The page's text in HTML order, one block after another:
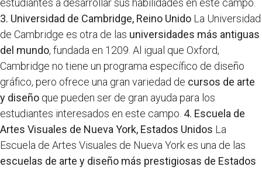
estudiantes a desarrollar sus habilidades en este campo.
3. Universidad de Cambridge, Reino Unido La Universidad
de Cambridge es otra de las universidades más antiguas
del mundo, fundada en 1209. Al igual que Oxford,
Cambridge no tiene un programa específico de diseño
gráfico, pero ofrece una gran variedad de cursos de arte
y diseño que pueden ser de gran ayuda para los
estudiantes interesados en este campo. 4. Escuela de
Artes Visuales de Nueva York, Estados Unidos La
Escuela de Artes Visuales de Nueva York es una de las
escuelas de arte y diseño más prestigiosas de Estados